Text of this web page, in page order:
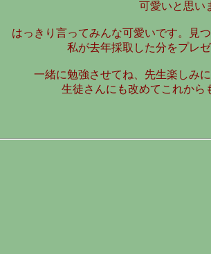
可愛いと思い
はっきり言ってみんな可愛いです。見
私が去年採取した分をプレ
一緒に勉強させてね、先生楽しみ
生徒さんにも改めてこれから